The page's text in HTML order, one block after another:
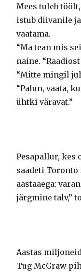
Mees tuleb
istub diivanile
vaatama.
“Ma tean mis
naine.
“Mitte mingil
“Palun, vaata,
ühtki väravat.”
Pesapallur, kes
saadeti Toronto
aastaaega:
järgmine talv,”
Aastas
Tug McGraw